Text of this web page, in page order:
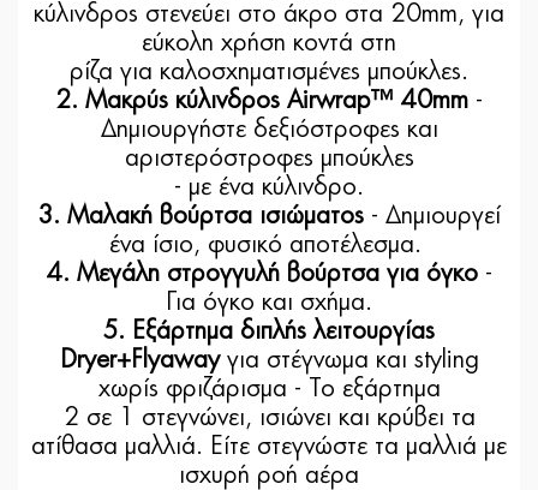
κύλινδρος στενεύει στο άκρο στα 20mm, για
εύκολη χρήση κοντά στη
ρίζα για καλοσχηματισμένες μπούκλες.
2. Μακρύς κύλινδρος Airwrap™ 40mm -
Δημιουργήστε δεξιόστροφες και
αριστερόστροφες μπούκλες
- με ένα κύλινδρο.
3. Μαλακή βούρτσα ισιώματος - Δημιουργεί
ένα ίσιο, φυσικό αποτέλεσμα.
4. Μεγάλη στρογγυλή βούρτσα για όγκο -
Για όγκο και σχήμα.
5. Εξάρτημα διπλής λειτουργίας
Dryer+Flyawayγια στέγνωμα και styling
χωρίς φριζάρισμα - Το εξάρτημα
2 σε 1 στεγνώνει, ισιώνει και κρύβει τα
ατίθασα μαλλιά. Είτε στεγνώστε τα μαλλιά με
ισχυρή ροή αέρα